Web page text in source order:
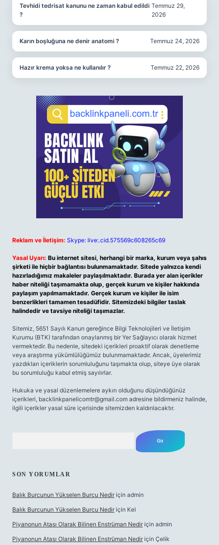
Tevhidi tedrisat kanunu ne zaman kabul edildi
?
Temmuz 29,
2026
Karın boşluğuna ne denir anatomi ? Temmuz 24, 2026
Hazır krema yoksa ne kullanılır ? Temmuz 22, 2026
Reklam ve İletişim: Skype: live:.cid.575569c608265c69
Yasal Uyarı: Bu internet sitesi, herhangi bir marka, kurum veya şahıs
şirketi ile hiçbir bağlantısı bulunmamaktadır. Sitede yalnızca kendi
hazırladığımız makaleler paylaşılmaktadır. Burada yer alan içerikler
haber niteliği taşımamakta olup, gerçek kurum ve kişiler hakkında
paylaşım yapılmamaktadır. Gerçek kurum ve kişiler ile isim
benzerlikleri tamamen tesadüfidir. Sitemizdeki bilgiler taslak
halindedir ve tavsiye niteliği taşımazlar.
Sitemiz, 5651 Sayılı Kanun gereğince Bilgi Teknolojileri ve İletişim
Kurumu (BTK) tarafından onaylanmış bir Yer Sağlayıcı olarak hizmet
vermektedir. Bu nedenle, sitedeki içerikleri proaktif olarak denetleme
veya araştırma yükümlülüğümüz bulunmamaktadır. Ancak, üyelerimiz
yazdıkları içeriklerin sorumluluğunu taşımakta olup, siteye üye olarak
bu sorumluluğu kabul etmiş sayılırlar.
Hukuka ve yasal düzenlemelere aykırı olduğunu düşündüğünüz
içerikleri, backlinkpanelicomtr@gmail.com adresine bildirmeniz halinde,
ilgili içerikler yasal süre içerisinde sitemizden kaldırılacaktır.
SON YORUMLAR
Balık Burcunun Yükselen Burcu Nedir için admin
Balık Burcunun Yükselen Burcu Nedir için Kel
Piyanonun Atası Olarak Bilinen Enstrüman Nedir için admin
Piyanonun Atası Olarak Bilinen Enstrüman Nedir için Çelik